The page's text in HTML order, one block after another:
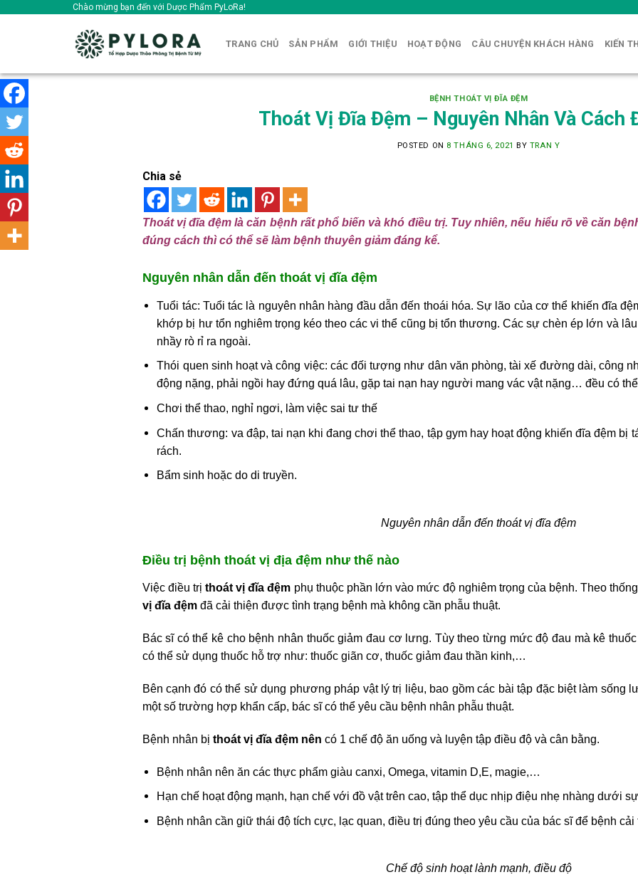
Chào mừng bạn đến với Dược Phẩm PyLoRa!
TRANG CHỦ SẢN PHẨM GIỚI THIỆU HOẠT ĐỘNG CÂU CHUYỆN KHÁCH HÀNG KIẾN
BỆNH THOÁT VỊ ĐĨA ĐỆM
Thoát Vị Đĩa Đệm – Nguyên Nhân Và Cách
POSTED ON 8 THÁNG 6, 2021 BY TRAN Y
Chia sẻ
Thoát vị đĩa đệm là căn bệnh rất phổ biến và khó điều trị. Tuy nhiên, nếu hiểu rõ về căn
đúng cách thì có thể sẽ làm bệnh thuyên giảm đáng kể.
Nguyên nhân dẫn đến thoát vị đĩa đệm
Tuổi tác: Tuổi tác là nguyên nhân hàng đầu dẫn đến thoái hóa. Sự lão của cơ thể khiến đĩa
khớp bị hư tổn nghiêm trọng kéo theo các vi thể cũng bị tổn thương. Các sự chèn ép lớn và
nhầy rò rỉ ra ngoài.
Thói quen sinh hoạt và công việc: các đối tượng như dân văn phòng, tài xế đường dài, công
động nặng, phải ngồi hay đứng quá lâu, gặp tai nạn hay người mang vác vật nặng… đều có
Chơi thể thao, nghỉ ngơi, làm việc sai tư thế
Chấn thương: va đập, tai nạn khi đang chơi thể thao, tập gym hay hoạt động khiến đĩa đệm bị
rách.
Bẩm sinh hoặc do di truyền.
Nguyên nhân dẫn đến thoát vị đĩa đệm
Điều trị bệnh thoát vị địa đệm như thế nào
Việc điều trị thoát vị đĩa đệm phụ thuộc phần lớn vào mức độ nghiêm trọng của bệnh. Theo
vị đĩa đệmđã cải thiện được tình trạng bệnh mà không cần phẫu thuật.
Bác sĩ có thể kê cho bệnh nhân thuốc giảm đau cơ lưng. Tùy theo từng mức độ đau mà kê
có thể sử dụng thuốc hỗ trợ như: thuốc giãn cơ, thuốc giảm đau thần kinh,…
Bên cạnh đó có thể sử dụng phương pháp vật lý trị liệu, bao gồm các bài tập đặc biệt làm sống
một số trường hợp khẩn cấp, bác sĩ có thể yêu cầu bệnh nhân phẫu thuật.
Bệnh nhân bị thoát vị đĩa đệm nên có 1 chế độ ăn uống và luyện tập điều độ và cân bằng.
Bệnh nhân nên ăn các thực phẩm giàu canxi, Omega, vitamin D,E, magie,…
Hạn chế hoạt động mạnh, hạn chế với đồ vật trên cao, tập thể dục nhịp điệu nhẹ nhàng dưới
Bệnh nhân cần giữ thái độ tích cực, lạc quan, điều trị đúng theo yêu cầu của bác sĩ để bệnh cải
Chế độ sinh hoạt lành mạnh, điều độ